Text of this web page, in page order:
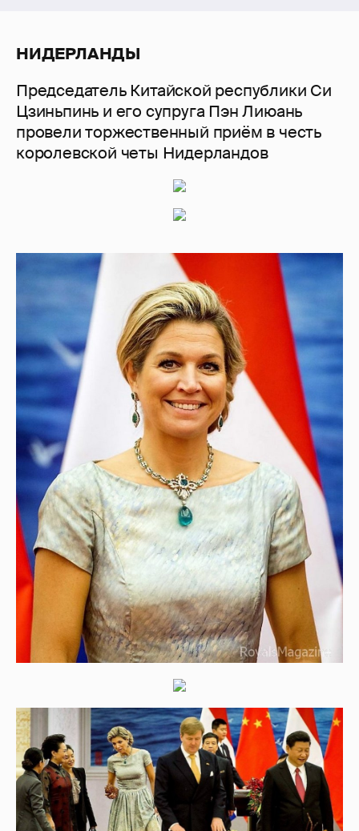
НИДЕРЛАНДЫ
Председатель Китайской республики Си
Цзиньпинь и его супруга Пэн Лиюань
провели торжественный приём в честь
королевской четы Нидерландов